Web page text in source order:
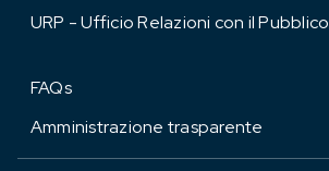
URP - Ufficio Relazioni con il Pubblico
FAQs
Amministrazione trasparente